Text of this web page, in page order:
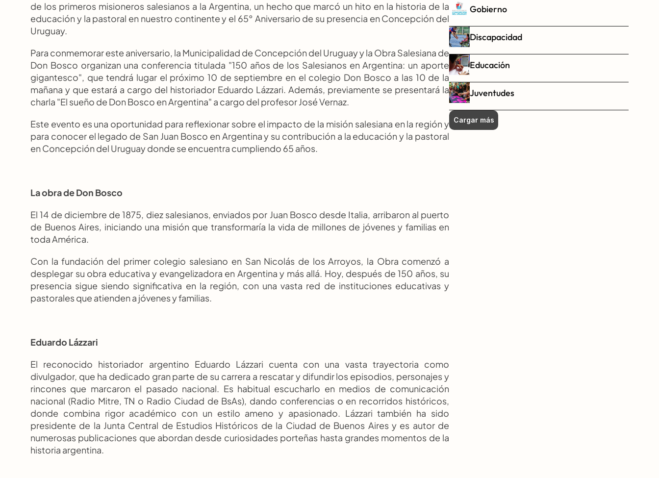
de los primeros misioneros salesianos a la Argentina, un hecho que marcó un hito en la historia de la
educación y la pastoral en nuestro continente y el 65° Aniversario de su presencia en Concepción del
Uruguay.
Para conmemorar este aniversario, la Municipalidad de Concepción del Uruguay y la Obra Salesiana de
Don Bosco organizan una conferencia titulada "150 años de los Salesianos en Argentina: un aporte
gigantesco", que tendrá lugar el próximo 10 de septiembre en el colegio Don Bosco a las 10 de la
mañana y que estará a cargo del historiador Eduardo Lázzari. Además, previamente se presentará la
charla "El sueño de Don Bosco en Argentina" a cargo del profesor José Vernaz.
Este evento es una oportunidad para reflexionar sobre el impacto de la misión salesiana en la región y
para conocer el legado de San Juan Bosco en Argentina y su contribución a la educación y la pastoral
en Concepción del Uruguay donde se encuentra cumpliendo 65 años.
La obra de Don Bosco
El 14 de diciembre de 1875, diez salesianos, enviados por Juan Bosco desde Italia, arribaron al puerto
de Buenos Aires, iniciando una misión que transformaría la vida de millones de jóvenes y familias en
toda América.
Con la fundación del primer colegio salesiano en San Nicolás de los Arroyos, la Obra comenzó a
desplegar su obra educativa y evangelizadora en Argentina y más allá. Hoy, después de 150 años, su
presencia sigue siendo significativa en la región, con una vasta red de instituciones educativas y
pastorales que atienden a jóvenes y familias.
Eduardo Lázzari
El reconocido historiador argentino Eduardo Lázzari cuenta con una vasta trayectoria como
divulgador, que ha dedicado gran parte de su carrera a rescatar y difundir los episodios, personajes y
rincones que marcaron el pasado nacional. Es habitual escucharlo en medios de comunicación
nacional (Radio Mitre, TN o Radio Ciudad de BsAs), dando conferencias o en recorridos históricos,
donde combina rigor académico con un estilo ameno y apasionado. Lázzari también ha sido
presidente de la Junta Central de Estudios Históricos de la Ciudad de Buenos Aires y es autor de
numerosas publicaciones que abordan desde curiosidades porteñas hasta grandes momentos de la
historia argentina.
Gobierno
Discapacidad
Educación
Juventudes
Cargar más